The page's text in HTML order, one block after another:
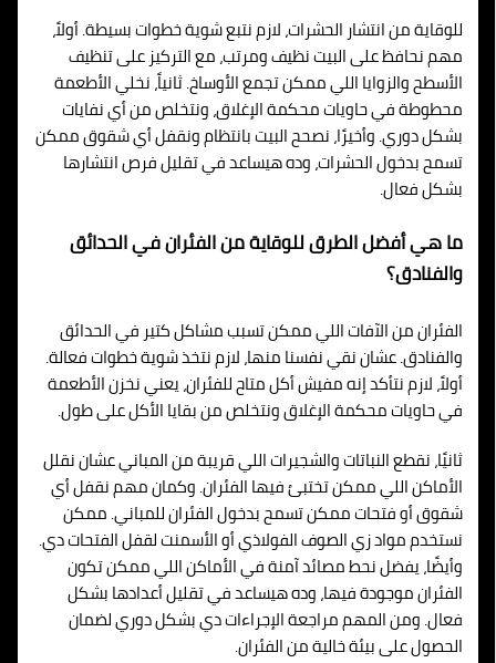
للوقاية من انتشار الحشرات، لازم نتبع شوية خطوات بسيطة. أولاً،
مهم نحافظ على البيت نظيف ومرتب، مع التركيز على تنظيف
الأسطح والزوايا اللي ممكن تجمع الأوساخ. ثانياً، نخلي الأطعمة
محطوطة في حاويات محكمة الإغلاق، ونتخلص من أي نفايات
بشكل دوري. وأخيرًا، نصحح البيت بانتظام ونقفل أي شقوق ممكن
تسمح بدخول الحشرات، وده هيساعد في تقليل فرص انتشارها
بشكل فعال.
ما هي أفضل الطرق للوقاية من الفئران في الحدائق
والفنادق؟
الفئران من الآفات اللي ممكن تسبب مشاكل كتير في الحدائق
والفنادق. عشان نقي نفسنا منها، لازم نتخذ شوية خطوات فعالة.
أولاً، لازم نتأكد إنه مفيش أكل متاح للفئران، يعني نخزن الأطعمة
في حاويات محكمة الإغلاق ونتخلص من بقايا الأكل على طول.
ثانيًا، نقطع النباتات والشجيرات اللي قريبة من المباني عشان نقلل
الأماكن اللي ممكن تختبئ فيها الفئران. وكمان مهم نقفل أي
شقوق أو فتحات ممكن تسمح بدخول الفئران للمباني. ممكن
نستخدم مواد زي الصوف الفولاذي أو الأسمنت لقفل الفتحات دي.
وأيضًا، يفضل نحط مصائد آمنة في الأماكن اللي ممكن تكون
الفئران موجودة فيها، وده هيساعد في تقليل أعدادها بشكل
فعال. ومن المهم مراجعة الإجراءات دي بشكل دوري لضمان
الحصول على بيئة خالية من الفئران.